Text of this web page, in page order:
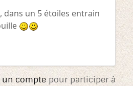
dans un 5 étoiles entrain
un compte pour participer à